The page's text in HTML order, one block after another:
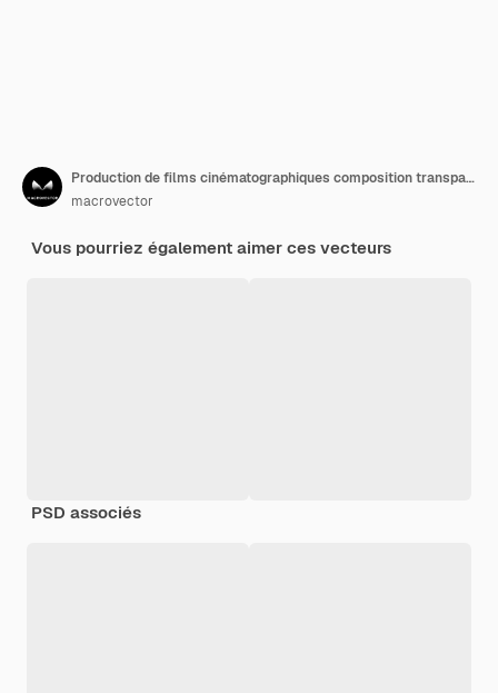
Production de films cinématographiques composition transparente réaliste avec image isolée de bobine de cercle avec illustration vectorielle de bobine
macrovector
Vous pourriez également aimer ces vecteurs
PSD associés